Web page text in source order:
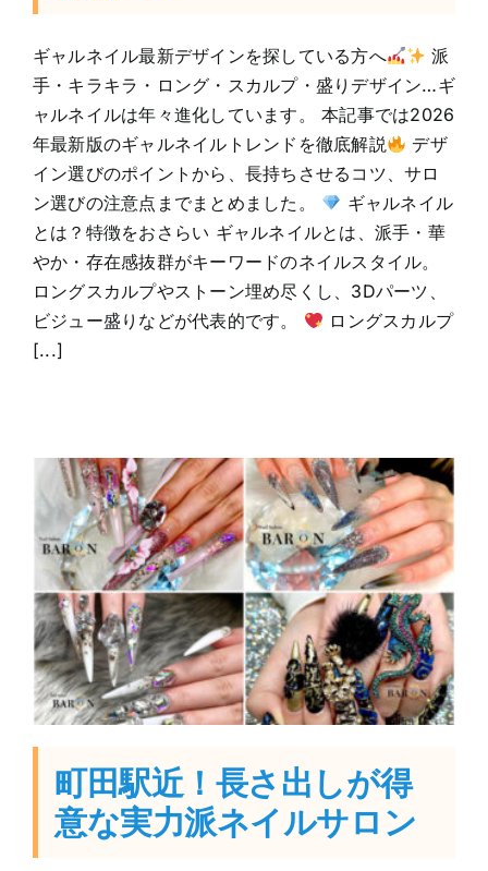
ギャルネイル最新デザインを探している方へ
派
手・キラキラ・ロング・スカルプ・盛りデザイン…ギ
ャルネイルは年々進化しています。 本記事では2026
年最新版のギャルネイルトレンドを徹底解説
デザ
イン選びのポイントから、長持ちさせるコツ、サロ
ン選びの注意点までまとめました。
ギャルネイル
とは？特徴をおさらい ギャルネイルとは、派手・華
やか・存在感抜群がキーワードのネイルスタイル。
ロングスカルプやストーン埋め尽くし、3Dパーツ、
ビジュー盛りなどが代表的です。
ロングスカルプ
[...]
町田駅近！長さ出しが得
意な実力派ネイルサロン